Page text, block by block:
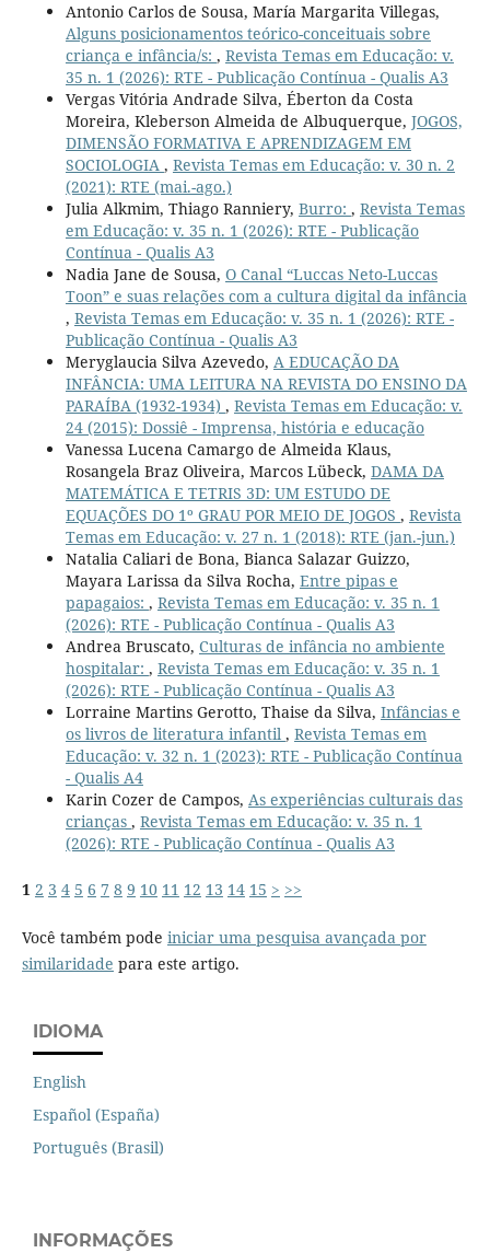
Antonio Carlos de Sousa, María Margarita Villegas,
Alguns posicionamentos teórico-conceituais sobre
criança e infância/s: , Revista Temas em Educação: v.
35 n. 1 (2026): RTE - Publicação Contínua - Qualis A3
Vergas Vitória Andrade Silva, Éberton da Costa
Moreira, Kleberson Almeida de Albuquerque, JOGOS,
DIMENSÃO FORMATIVA E APRENDIZAGEM EM
SOCIOLOGIA , Revista Temas em Educação: v. 30 n. 2
(2021): RTE (mai.-ago.)
Julia Alkmim, Thiago Ranniery, Burro: , Revista Temas
em Educação: v. 35 n. 1 (2026): RTE - Publicação
Contínua - Qualis A3
Nadia Jane de Sousa, O Canal “Luccas Neto-Luccas
Toon” e suas relações com a cultura digital da infância
, Revista Temas em Educação: v. 35 n. 1 (2026): RTE -
Publicação Contínua - Qualis A3
Meryglaucia Silva Azevedo, A EDUCAÇÃO DA
INFÂNCIA: UMA LEITURA NA REVISTA DO ENSINO DA
PARAÍBA (1932-1934) , Revista Temas em Educação: v.
24 (2015): Dossiê - Imprensa, história e educação
Vanessa Lucena Camargo de Almeida Klaus,
Rosangela Braz Oliveira, Marcos Lübeck, DAMA DA
MATEMÁTICA E TETRIS 3D: UM ESTUDO DE
EQUAÇÕES DO 1º GRAU POR MEIO DE JOGOS , Revista
Temas em Educação: v. 27 n. 1 (2018): RTE (jan.-jun.)
Natalia Caliari de Bona, Bianca Salazar Guizzo,
Mayara Larissa da Silva Rocha, Entre pipas e
papagaios: , Revista Temas em Educação: v. 35 n. 1
(2026): RTE - Publicação Contínua - Qualis A3
Andrea Bruscato, Culturas de infância no ambiente
hospitalar: , Revista Temas em Educação: v. 35 n. 1
(2026): RTE - Publicação Contínua - Qualis A3
Lorraine Martins Gerotto, Thaise da Silva, Infâncias e
os livros de literatura infantil , Revista Temas em
Educação: v. 32 n. 1 (2023): RTE - Publicação Contínua
- Qualis A4
Karin Cozer de Campos, As experiências culturais das
crianças , Revista Temas em Educação: v. 35 n. 1
(2026): RTE - Publicação Contínua - Qualis A3
1 2 3 4 5 6 7 8 9 10 11 12 13 14 15 > >>
Você também pode iniciar uma pesquisa avançada por
similaridade para este artigo.
IDIOMA
English
Español (España)
Português (Brasil)
INFORMAÇÕES